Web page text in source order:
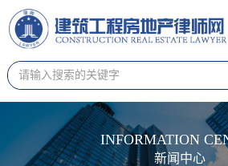
INFORMATION
新闻中心